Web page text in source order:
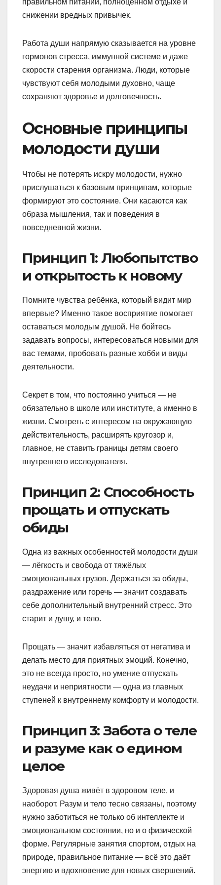
снижении вредных привычек.
Работа души напрямую сказывается на уровне
гормонов стресса, иммунной системе и даже
скорости старения организма. Люди, которые
чувствуют себя молодыми духовно, чаще
сохраняют здоровье и долговечность.
Основные принципы
молодости души
Чтобы не потерять искру молодости, нужно
прислушаться к базовым принципам, которые
формируют это состояние. Они касаются как
образа мышления, так и поведения в
повседневной жизни.
Принцип 1: Любопытство
и открытость к новому
Помните чувства ребёнка, который видит мир
впервые? Именно такое восприятие помогает
оставаться молодым душой. Не бойтесь
задавать вопросы, интересоваться новыми для
вас темами, пробовать разные хобби и виды
деятельности.
Секрет в том, что постоянно учиться — не
обязательно в школе или институте, а именно в
жизни. Смотреть с интересом на окружающую
действительность, расширять кругозор и,
главное, не ставить границы детям своего
внутреннего исследователя.
Принцип 2: Способность
прощать и отпускать
обиды
Одна из важных особенностей молодости души
— лёгкость и свобода от тяжёлых
эмоциональных грузов. Держаться за обиды,
раздражение или горечь — значит создавать
себе дополнительный внутренний стресс. Это
старит и душу, и тело.
Прощать — значит избавляться от негатива и
делать место для приятных эмоций. Конечно,
это не всегда просто, но умение отпускать
неудачи и неприятности — одна из главных
ступеней к внутреннему комфорту и молодости.
Принцип 3: Забота о теле
и разуме как о едином
целое
Здоровая душа живёт в здоровом теле, и
наоборот. Разум и тело тесно связаны, поэтому
нужно заботиться не только об интеллекте и
эмоциональном состоянии, но и о физической
форме. Регулярные занятия спортом, отдых на
природе, правильное питание — всё это даёт
энергию и вдохновение для новых свершений.